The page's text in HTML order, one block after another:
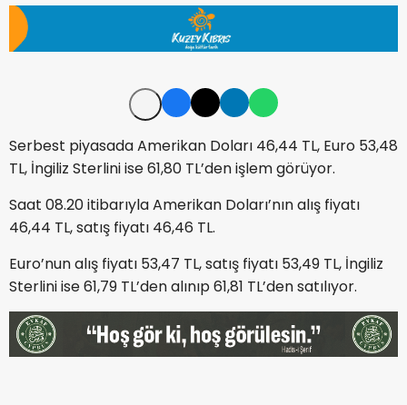
Serbest piyasada Amerikan Doları 46,44 TL, Euro 53,48
TL, İngiliz Sterlini ise 61,80 TL’den işlem görüyor.
Saat 08.20 itibarıyla Amerikan Doları’nın alış fiyatı
46,44 TL, satış fiyatı 46,46 TL.
Euro’nun alış fiyatı 53,47 TL, satış fiyatı 53,49 TL, İngiliz
Sterlini ise 61,79 TL’den alınıp 61,81 TL’den satılıyor.